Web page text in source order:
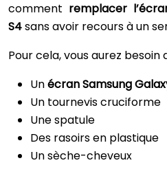
comment remplacer
S4sans avoir recours à un
Pour cela, vous aurez besoin
Unécran Samsung
Un tournevis cruciforme
Une spatule
Des rasoirs en plastique
Un sèche-cheveux